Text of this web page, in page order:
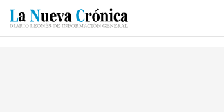
CULTURAS ESPECIALES DEPORTES